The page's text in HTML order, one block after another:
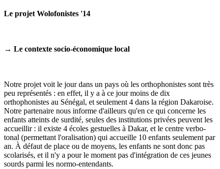
Le projet Wolofonistes '14
→ Le contexte socio-économique local
Notre projet voit le jour dans un pays où les orthophonistes sont très
peu représentés : en effet, il y a à ce jour moins de dix
orthophonistes au Sénégal, et seulement 4 dans la région Dakaroise.
Notre partenaire nous informe d'ailleurs qu'en ce qui concerne les
enfants atteints de surdité, seules des institutions privées peuvent les
accueillir : il existe 4 écoles gestuelles à Dakar, et le centre verbo-
tonal (permettant l'oralisation) qui accueille 10 enfants seulement par
an. À défaut de place ou de moyens, les enfants ne sont donc pas
scolarisés, et il n'y a pour le moment pas d'intégration de ces jeunes
sourds parmi les normo-entendants.